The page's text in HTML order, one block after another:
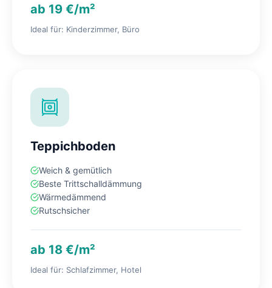
ab 19 €/m²
Ideal für: Kinderzimmer, Büro
Teppichboden
Weich & gemütlich
Beste Trittschalldämmung
Wärmedämmend
Rutschsicher
ab 18 €/m²
Ideal für: Schlafzimmer, Hotel